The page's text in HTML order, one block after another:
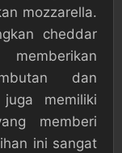
mozzarella.
cheddar
dan
memiliki
memberi
ini sangat